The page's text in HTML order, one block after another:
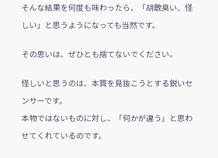
そんな結果を何度も味わったら、「胡散臭い、怪
しい」と思うようになっても当然です。
その思いは、ぜひとも捨てないでください。
怪しいと思うのは、本質を見抜こうとする鋭いセ
ンサーです。
本物ではないものに対し、「何かが違う」と思わ
せてくれているのです。